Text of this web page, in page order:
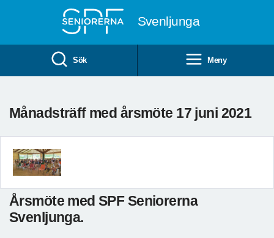
Svenljunga
Sök Meny
Månadsträff med årsmöte 17 juni 2021
Årsmöte med SPF Seniorerna
Svenljunga.